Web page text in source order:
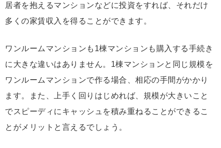
居者を抱えるマンションなどに投資をすれば、それだけ
多くの家賃収入を得ることができます。
ワンルームマンションも1棟マンションも購入する手続き
に大きな違いはありません。1棟マンションと同じ規模を
ワンルームマンションで作る場合、相応の手間がかかり
ます。また、上手く回りはじめれば、規模が大きいこと
でスピーディにキャッシュを積み重ねることができるこ
とがメリットと言えるでしょう。